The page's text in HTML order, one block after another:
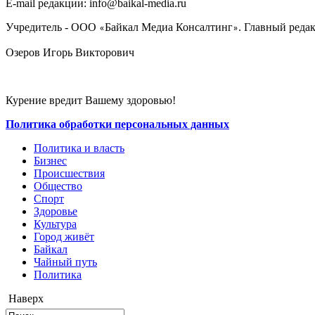
E-mail редакции: info@baikal-media.ru
Учредитель - ООО «Байкал Медиа Консалтинг». Главный
Озеров Игорь Викторович
Курение вредит Вашему здоровью!
Политика обработки персональных данных
Политика и власть
Бизнес
Происшествия
Общество
Cпорт
Здоровье
Культура
Город живёт
Байкал
Чайный путь
Политика
Наверх